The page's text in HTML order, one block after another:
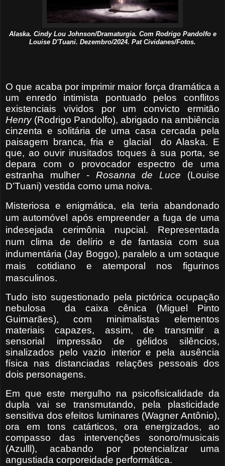
Alaska. Cindy Lou Johnson/Dramaturgia. Com Rodrigo Pandolfo e
Louise D'Tuani. Dezembro/2024. Pat Cividanes/Fotos.
O que acaba por imprimir maior força dramática a
um enredo intimista pontuado pelos conflitos
existenciais vividos por um convicto ermitão
Henry(Rodrigo Pandolfo), abrigado na ambiência
cinzenta e solitária de uma casa cercada pela
paisagem branca, fria e
glacial
do Alaska. E
que, ao ouvir inusitados toques à sua porta, se
depara com o provocador espectro de uma
estranha mulher - Rosanna de Luce (Louise
D’Tuani) vestida como uma noiva.
Misteriosa e enigmática, ela teria abandonado
um automóvel após empreender a fuga de uma
indesejada cerimônia nupcial. Representada
num clima de delírio e de fantasia com sua
indumentária (Jay Boggo), paralelo a um sotaque
mais cotidiano e atemporal nos figurinos
masculinos.
Tudo isto sugestionado pela pictórica ocupação
nebulosa
da caixa cênica (Miguel Pinto
Guimarães), com minimalistas elementos
materiais capazes, assim, de transmitir a
sensorial impressão de gélidos silêncios,
sinalizados pelo vazio interior e pela ausência
física nas distanciadas relações pessoais dos
dois personagens.
Em que este mergulho na psicofisicalidade da
dupla vai se transmutando, pela plasticidade
sensitiva dos efeitos luminares (Wagner Antônio),
ora em tons catárticos, ora energizados, ao
compasso das intervenções sonoro/musicais
(Azulll), acabando por potencializar uma
angustiada corporeidade performática.